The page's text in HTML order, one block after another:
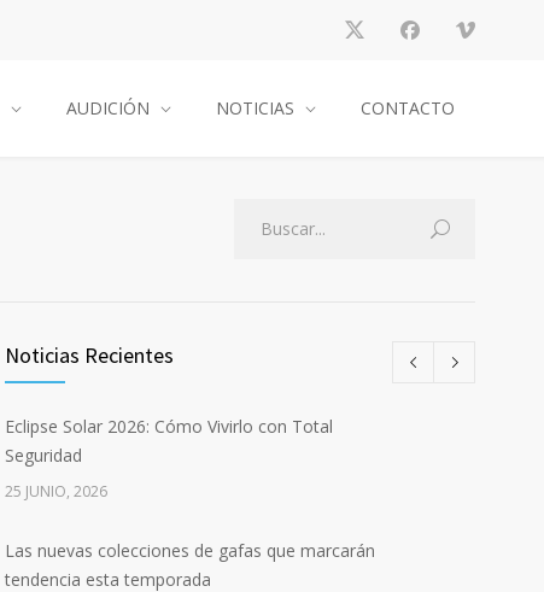
AUDICIÓN NOTICIAS CONTACTO
Noticias Recientes
Eclipse Solar 2026: Cómo Vivirlo con Total
Seguridad
25 JUNIO, 2026
Las nuevas colecciones de gafas que marcarán
tendencia esta temporada